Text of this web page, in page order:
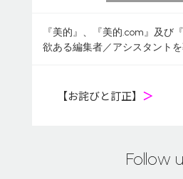
『美的』、『美的.com』及び
欲ある編集者／アシスタント
【お詫びと訂正】 ＞
Follow